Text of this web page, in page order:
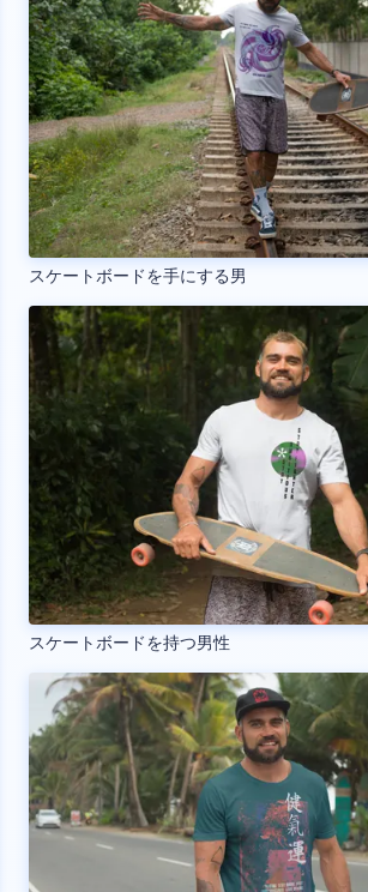
スケートボードを手にする男
スケートボードを持つ男性